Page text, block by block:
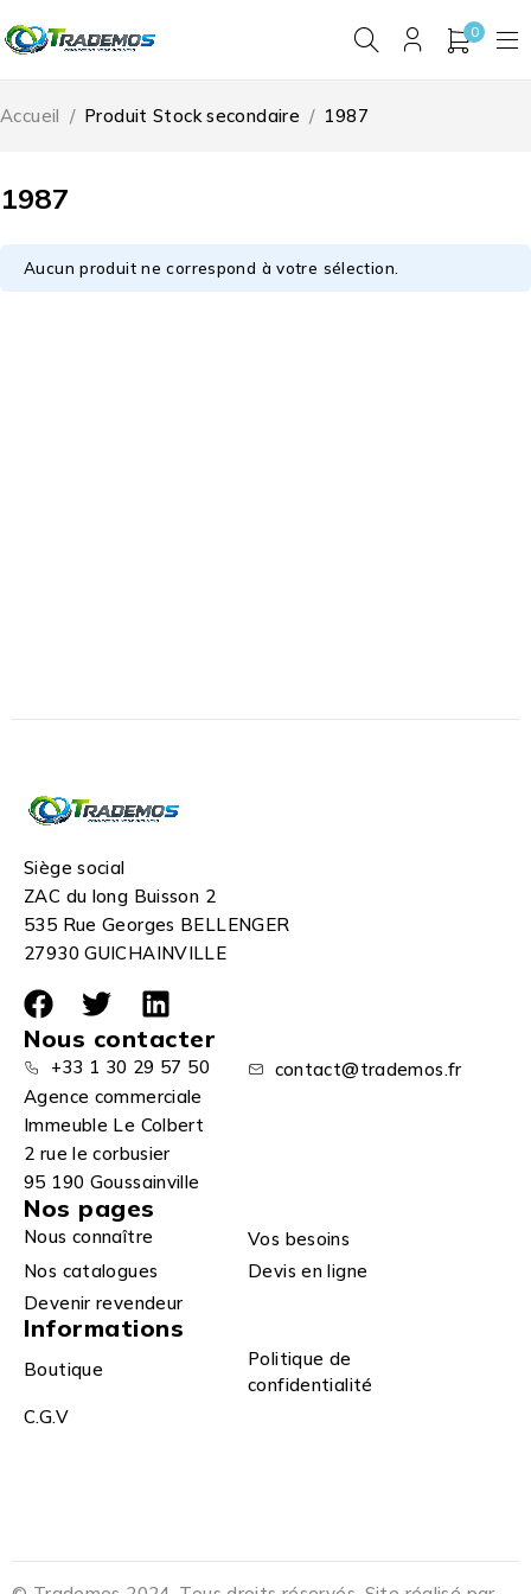
0
1987
Accueil / Produit Stock secondaire / 1987
Aucun produit ne correspond à votre sélection.
Siège social
ZAC du long Buisson 2
535 Rue Georges BELLENGER
27930 GUICHAINVILLE
Nous contacter
+33 1 30 29 57 50
contact@trademos.fr
Agence commerciale
Immeuble Le Colbert
2 rue le corbusier
95 190 Goussainville
Nos pages
Nous connaître
Vos besoins
Nos catalogues
Devis en ligne
Devenir revendeur
Informations
Boutique
Politique de
confidentialité
C.G.V